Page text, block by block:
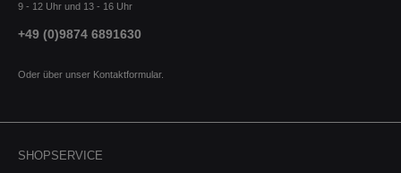
9 - 12 Uhr und 13 - 16 Uhr
+49 (0)9874 6891630
Oder über unser Kontaktformular.
SHOPSERVICE